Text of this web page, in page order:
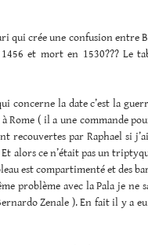
qui crée une confusion entre
et mort en 1530??? Le
concerne la date c’est la
Rome ( il a une commande
recouvertes par Raphael si
alors ce n’était pas un
est compartimenté et des
problème avec la Pala je ne
Zenale ). En fait il y a